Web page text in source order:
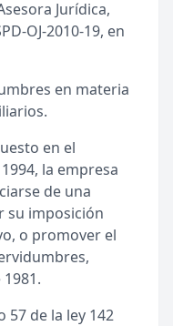
Jurídica,
OJ-2010-19, en
en materia
en el
la empresa
de una
su imposición
o promover el
57 de la ley 142